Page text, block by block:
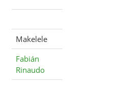
Makelele
Fabián
Rinaudo